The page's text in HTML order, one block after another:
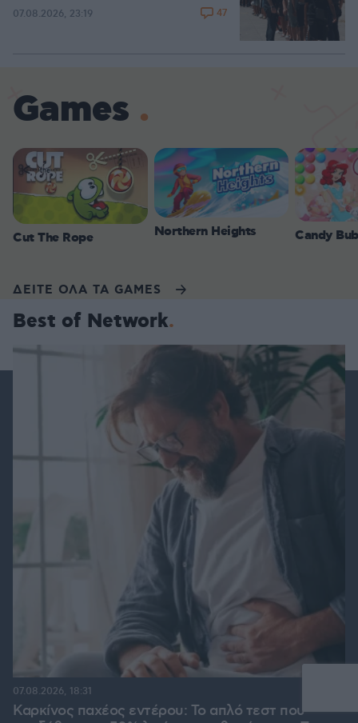
07.08.2026, 23:19 47
Games
Cut The Rope Northern Heights Candy
ΔΕΙΤΕ ΟΛΑ ΤΑ GAMES
Best of Network
Καρκίνος παχέος εντέρου: Το απλό τεστ που
07.08.2026, 18:31